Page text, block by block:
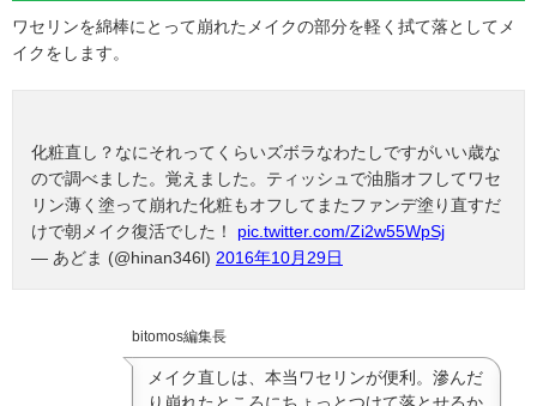
ワセリンを綿棒にとって崩れたメイクの部分を軽く拭て落としてメ
イクをします。
化粧直し？なにそれってくらいズボラなわたしですがいい歳な
ので調べました。覚えました。ティッシュで油脂オフしてワセ
リン薄く塗って崩れた化粧もオフしてまたファンデ塗り直すだ
けで朝メイク復活でした！ pic.twitter.com/Zi2w55WpSj
— あどま (@hinan346l) 2016年10月29日
bitomos編集長
メイク直しは、本当ワセリンが便利。滲んだ
り崩れたところにちょっとつけて落とせるか